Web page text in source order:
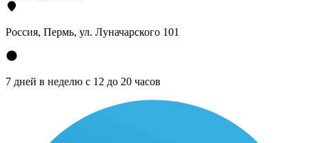
Россия, Пермь, ул. Луначарского 101
7 дней в неделю с 12 до 20 часов